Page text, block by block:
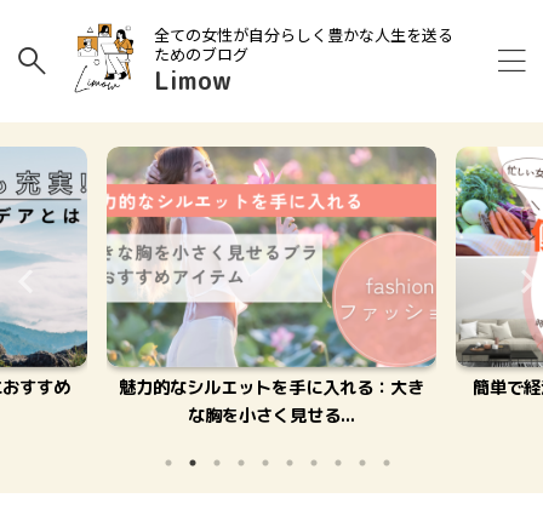
全ての女性が自分らしく豊かな人生を送る
ためのブログ
Limow
すすめ
魅力的なシルエットを手に入れる：大き
な胸を小さく見せる...
簡単で